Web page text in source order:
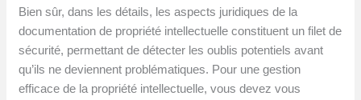
Bien sûr, dans les détails, les aspects juridiques de la
documentation de propriété intellectuelle constituent un filet de
sécurité, permettant de détecter les oublis potentiels avant
qu’ils ne deviennent problématiques. Pour une gestion
efficace de la propriété intellectuelle, vous devez vous